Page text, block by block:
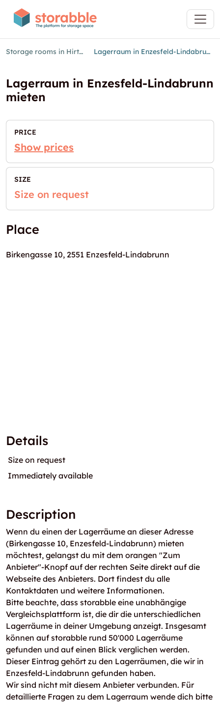
Storage rooms in Hirtenberg Lagerraum in Enzesfeld-Lindabrunn mieten
Lagerraum in Enzesfeld-Lindabrunn
mieten
PRICE
Show prices
SIZE
Size on request
Place
Birkengasse 10, 2551 Enzesfeld-Lindabrunn
Details
Size on request
Immediately available
Description
Wenn du einen der Lagerräume an dieser Adresse
(Birkengasse 10, Enzesfeld-Lindabrunn) mieten
möchtest, gelangst du mit dem orangen "Zum
Anbieter"-Knopf auf der rechten Seite direkt auf die
Webseite des Anbieters. Dort findest du alle
Kontaktdaten und weitere Informationen.
Bitte beachte, dass storabble eine unabhängige
Vergleichsplattform ist, die dir die unterschiedlichen
Lagerräume in deiner Umgebung anzeigt. Insgesamt
können auf storabble rund 50'000 Lagerräume
gefunden und auf einen Blick verglichen werden.
Dieser Eintrag gehört zu den Lagerräumen, die wir in
Enzesfeld-Lindabrunn gefunden haben.
Wir sind nicht mit diesem Anbieter verbunden. Für
detaillierte Fragen zu dem Lagerraum wende dich bitte